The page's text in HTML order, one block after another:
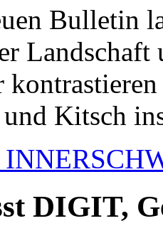
Bulletin
Kitsch
DIGIT,